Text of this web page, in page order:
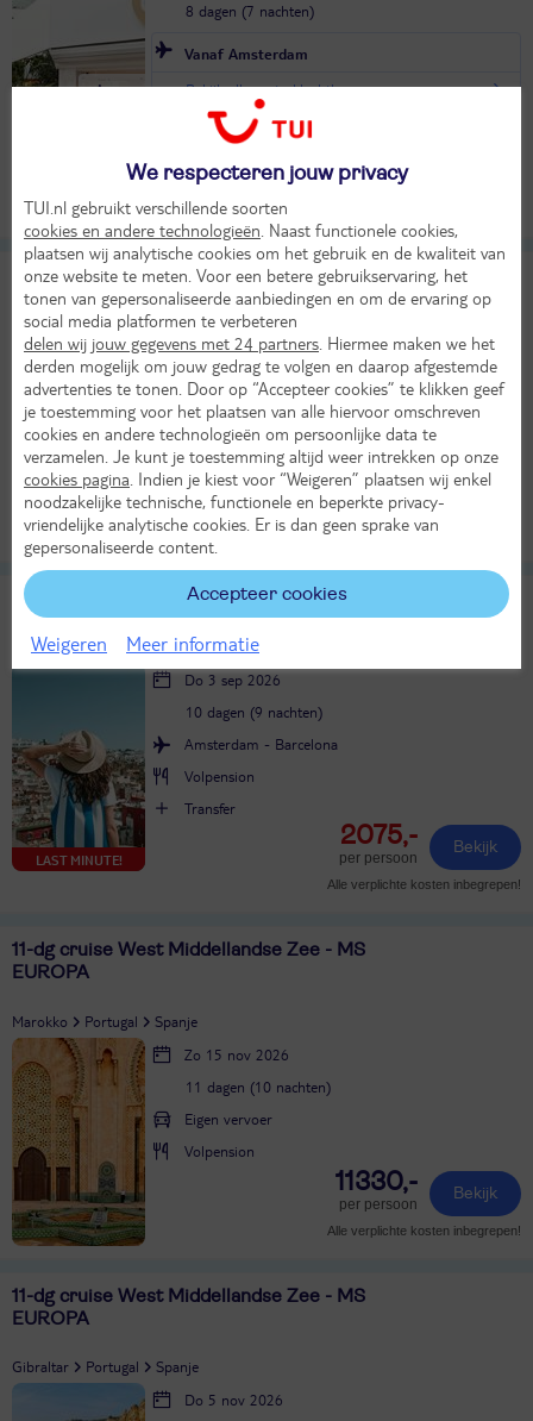
23°
8 dagen (7 nachten)
Vanaf Amsterdam
Bekijk alle vertrekluchthavens
Logies ontbijt
568,-
per persoon
10-dg cruise West Europa - Celebrity Eclipse
België Frankrijk Nederland Portugal
Spanje
Wo 1 sep 2027
10 dagen (9 nachten)
Eigen vervoer
Volpension
2007,-
per persoon
Alle verplichte kosten inbegrepen!
10-dg cruise West Mid. Zee - Celebrity Equinox
Portugal Spanje
LAST MINUTE!
Do 3 sep 2026
10 dagen (9 nachten)
Amsterdam - Barcelona
Volpension
Transfer
2075,-
per persoon
Bekijk
Alle verplichte kosten inbegrepen!
11-dg cruise West Middellandse Zee - MS
EUROPA
Marokko Portugal
Spanje
Zo 15 nov 2026
11 dagen (10 nachten)
Eigen vervoer
Volpension
11330,-
per persoon
Bekijk
Alle verplichte kosten inbegrepen!
11-dg cruise West Middellandse Zee - MS
EUROPA
Gibraltar Portugal
Spanje
Do 5 nov 2026
We respecteren jouw privacy
TUI.nl gebruikt verschillende soorten
cookies en andere technologieën . Naast functionele cookies,
plaatsen wij analytische cookies om het gebruik en de kwaliteit van
onze website te meten. Voor een betere gebruikservaring, het
tonen van gepersonaliseerde aanbiedingen en om de ervaring op
social media platformen te verbeteren
delen wij jouw gegevens met 24 partners . Hiermee maken we het
derden mogelijk om jouw gedrag te volgen en daarop afgestemde
advertenties te tonen. Door op “Accepteer cookies” te klikken geef
je toestemming voor het plaatsen van alle hiervoor omschreven
cookies en andere technologieën om persoonlijke data te
verzamelen. Je kunt je toestemming altijd weer intrekken op onze
cookies pagina . Indien je kiest voor “Weigeren” plaatsen wij enkel
noodzakelijke technische, functionele en beperkte privacy-
vriendelijke analytische cookies. Er is dan geen sprake van
gepersonaliseerde content.
Accepteer cookies
Weigeren Meer informatie